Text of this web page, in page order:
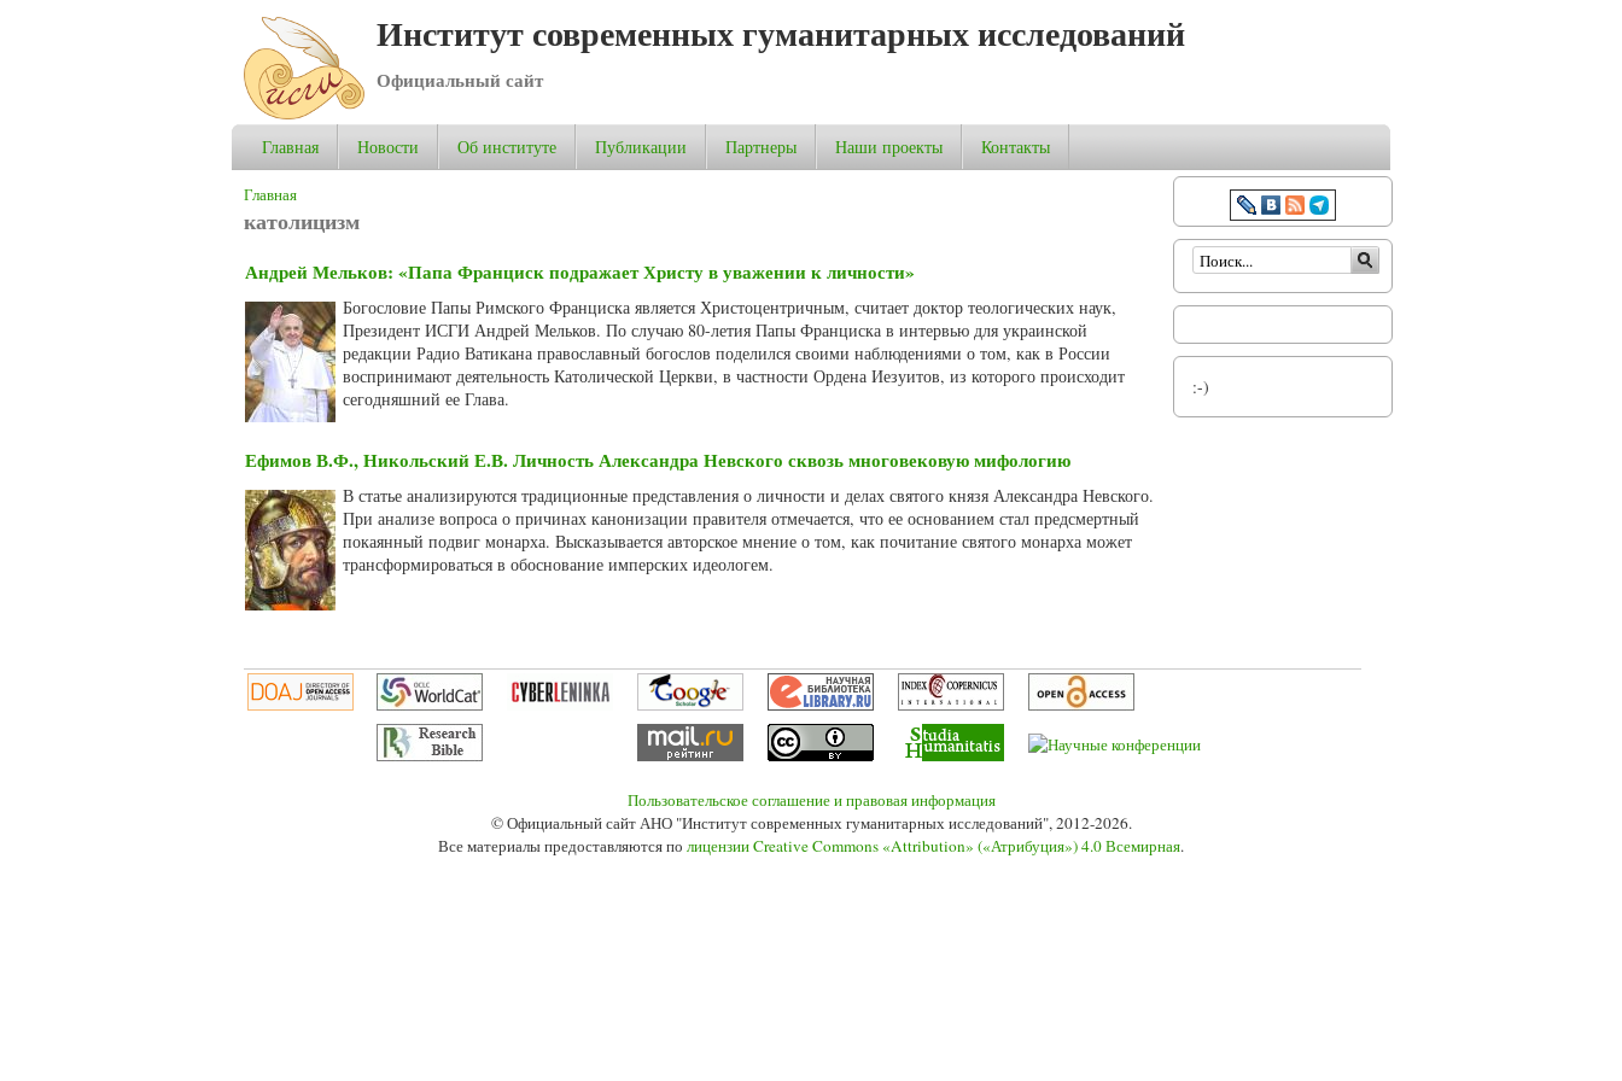
Институт современных гуманитарных исследований
Официальный сайт
Главная Новости Об институте Публикации Партнеры Наши проекты Контакты
Вы здесь
Главная
католицизм
Андрей Мельков: «Папа Франциск подражает Христу в уважении к личности»
Богословие Папы Римского Франциска является Христоцентричным, считает доктор теологических наук,
Президент ИСГИ Андрей Мельков. По случаю 80-летия Папы Франциска в интервью для украинской
редакции Радио Ватикана православный богослов поделился своими наблюдениями о том, как в России
воспринимают деятельность Католической Церкви, в частности Ордена Иезуитов, из которого происходит
сегодняшний ее Глава.
Ефимов В.Ф., Никольский Е.В. Личность Александра Невского сквозь многовековую мифологию
В статье анализируются традиционные представления о личности и делах святого князя Александра Невского.
При анализе вопроса о причинах канонизации правителя отмечается, что ее основанием стал предсмертный
покаянный подвиг монарха. Высказывается авторское мнение о том, как почитание святого монарха может
трансформироваться в обоснование имперских идеологем.
Форма поиска
:-)
Пользовательское соглашение и правовая информация
© Официальный сайт АНО "Институт современных гуманитарных исследований", 2012-2026.
Все материалы предоставляются по лицензии Creative Commons «Attribution» («Атрибуция») 4.0 Всемирная.